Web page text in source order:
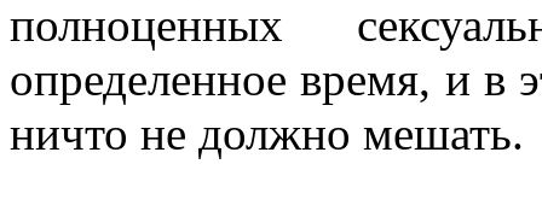
полноценных
определенное время, и в
ничто не должно мешать.